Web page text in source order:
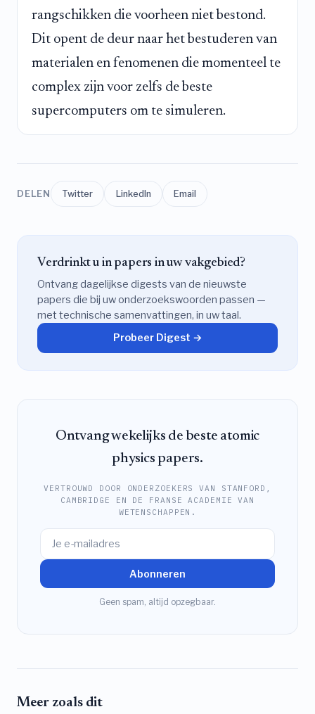
rangschikken die voorheen niet bestond.
Dit opent de deur naar het bestuderen van
materialen en fenomenen die momenteel te
complex zijn voor zelfs de beste
supercomputers om te simuleren.
DELEN Twitter LinkedIn Email
Verdrinkt u in papers in uw vakgebied?
Ontvang dagelijkse digests van de nieuwste
papers die bij uw onderzoekswoorden passen —
met technische samenvattingen, in uw taal.
Probeer Digest →
Ontvang wekelijks de beste atomic
physics papers.
VERTROUWD DOOR ONDERZOEKERS VAN STANFORD,
CAMBRIDGE EN DE FRANSE ACADEMIE VAN
WETENSCHAPPEN.
Abonneren
Geen spam, altijd opzegbaar.
Meer zoals dit